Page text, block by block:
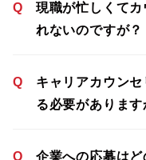
Q
現職が忙しくて
れないのですが？
Q
キャリアカウン
る必要があります
Q 企業への応募は